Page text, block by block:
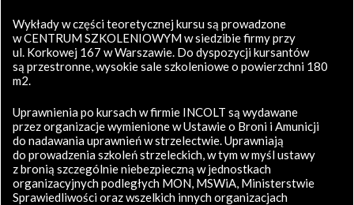
Wykłady w części teoretycznej kursu są prowadzone
w CENTRUM SZKOLENIOWYM w siedzibie firmy przy
ul. Korkowej 167 w Warszawie. Do dyspozycji kursantów
są przestronne, wysokie sale szkoleniowe o powierzchni 180
m2.
Uprawnienia po kursach w firmie INCOLT są wydawane
przez organizacje wymienione w Ustawie o Broni i Amunicji
do nadawania uprawnień w strzelectwie. Uprawniają
do prowadzenia szkoleń strzeleckich, w tym w myśl ustawy
z bronią szczególnie niebezpieczną w jednostkach
organizacyjnych podległych MON, MSWiA, Ministerstwie
Sprawiedliwości oraz wszelkich innych organizacjach